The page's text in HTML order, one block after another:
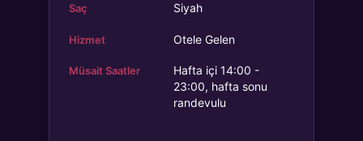
Saç Siyah
Hizmet Otele Gelen
Müsait Saatler
Hafta içi 14:00 -
23:00, hafta sonu
randevulu